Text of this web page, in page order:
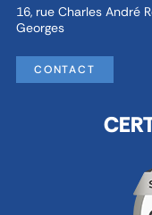
16, rue Charles André
Georges
CONTACT